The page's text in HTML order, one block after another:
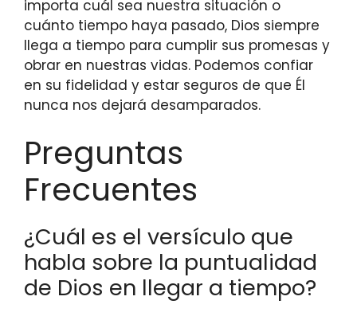
importa cuál sea nuestra situación o
cuánto tiempo haya pasado, Dios siempre
llega a tiempo para cumplir sus promesas y
obrar en nuestras vidas. Podemos confiar
en su fidelidad y estar seguros de que Él
nunca nos dejará desamparados.
Preguntas
Frecuentes
¿Cuál es el versículo que
habla sobre la puntualidad
de Dios en llegar a tiempo?